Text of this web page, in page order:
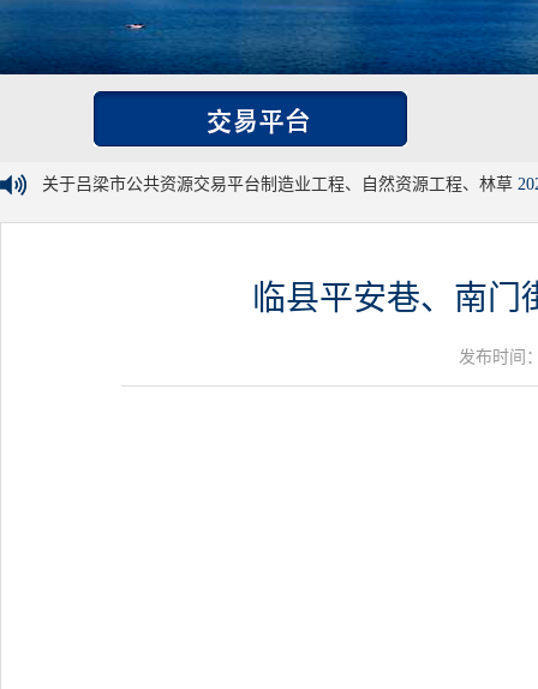
关于吕梁市公共资源交易平台制造业工程、自然资源工程、林草
临县平安巷、南门
发布时间